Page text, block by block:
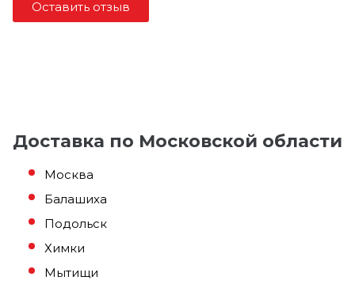
Оставить отзыв
Доставка по Московской области
Москва
Балашиха
Подольск
Химки
Мытищи